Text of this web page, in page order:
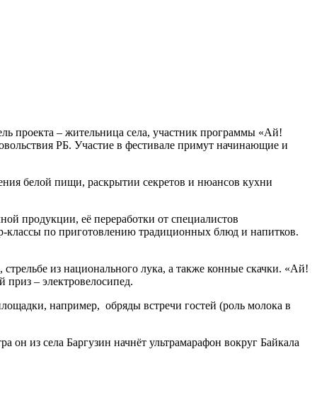
проекта – жительница села, участник программы «Ай!
РБ. Участие в фестивале примут начинающие и
белой пищи, раскрытии секретов и нюансов кухни
продукции, её переработки от специалистов
классы по приготовлению традиционных блюд и напитков.
из национального лука, а также конные скачки. «Ай!
приз – электровелосипед.
например, обряды встречи гостей (роль молока в
из села Баргузин начнёт ультрамарафон вокруг Байкала